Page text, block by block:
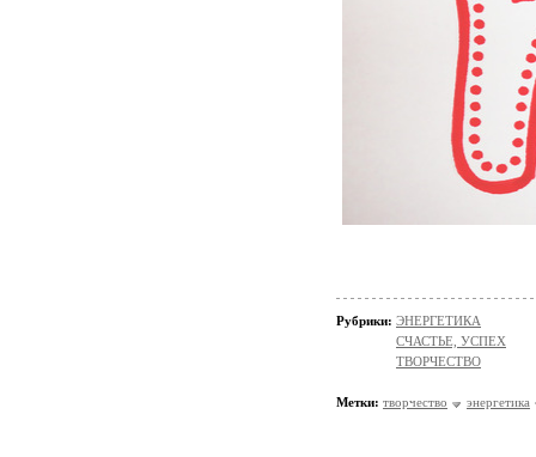
Рубрики: ЭНЕРГЕТИКА
СЧАСТЬЕ, УСПЕХ
ТВОРЧЕСТВО
Метки: творчество энергетика